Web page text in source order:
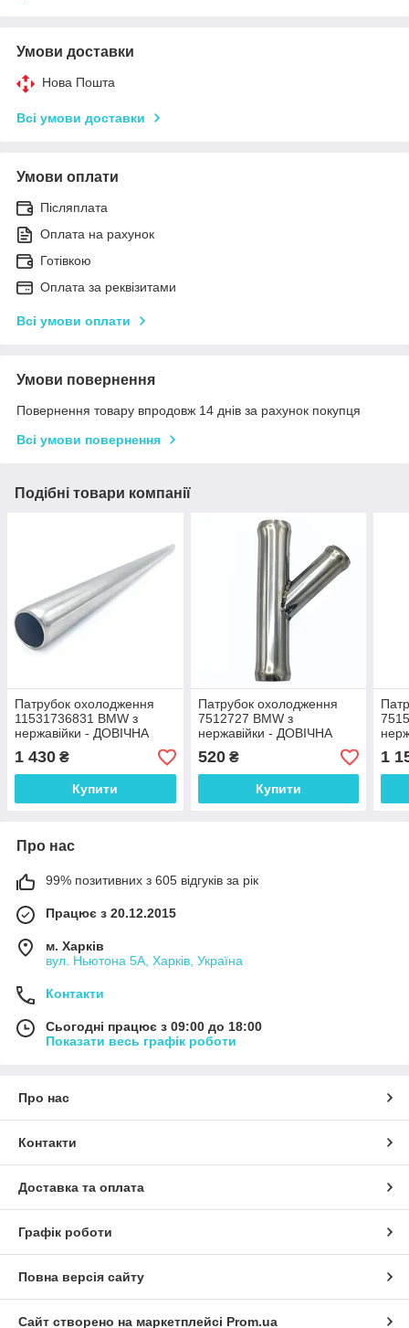
Умови доставки
Нова Пошта
Всі умови доставки
Умови оплати
Післяплата
Оплата на рахунок
Готівкою
Оплата за реквізитами
Всі умови оплати
Умови повернення
Повернення товару впродовж 14 днів за рахунок покупця
Всі умови повернення
Подібні товари компанії
Патрубок охолодження
11531736831 BMW з
нержавійки - ДОВІЧНА
ГАРАНТІЯ
1 430 ₴
Купити
Патрубок охолодження
7512727 BMW з
нержавійки - ДОВІЧНА
ГАРАНТІЯ
520₴
Купити
1
Про нас
99% позитивних з 605 відгуків за рік
Працює з 20.12.2015
м. Харків
вул. Ньютона 5А, Харків, Україна
Контакти
Сьогодні працює з 09:00 до 18:00
Показати весь графік роботи
Про нас
Контакти
Доставка та оплата
Графік роботи
Повна версія сайту
Сайт створено на маркетплейсі Prom.ua